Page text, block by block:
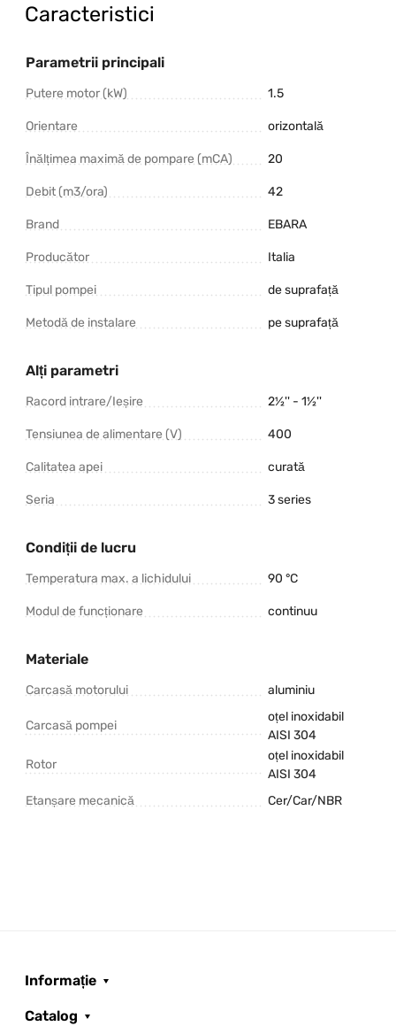
Caracteristici
Parametrii principali
Putere motor (kW) 1.5
Orientare orizontală
Înălțimea maximă de pompare (mCA) 20
Debit (m3/ora) 42
Brand EBARA
Producător Italia
Tipul pompei de suprafață
Metodă de instalare pe suprafață
Alți parametri
Racord intrare/Ieșire 2½'' - 1½''
Tensiunea de alimentare (V) 400
Calitatea apei curată
Seria 3 series
Condiții de lucru
Temperatura max. a lichidului 90 °C
Modul de funcționare continuu
Materiale
Carcasă motorului aluminiu
Carcasă pompei
oțel inoxidabil
AISI 304
Rotor
oțel inoxidabil
AISI 304
Etanșare mecanică
Cer/Car/NBR
Informație
Catalog